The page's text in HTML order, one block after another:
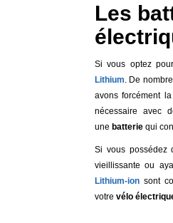
Les
Si vous optez
Lithium . De
avons forcément
nécessaire avec
une batterie qui
Si vous
vieillissante ou
Lithium-ionsont
votre vélo